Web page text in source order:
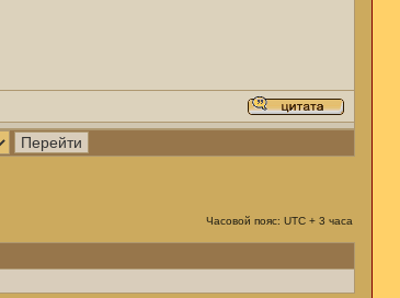
Часовой пояс: UTC + 3 часа